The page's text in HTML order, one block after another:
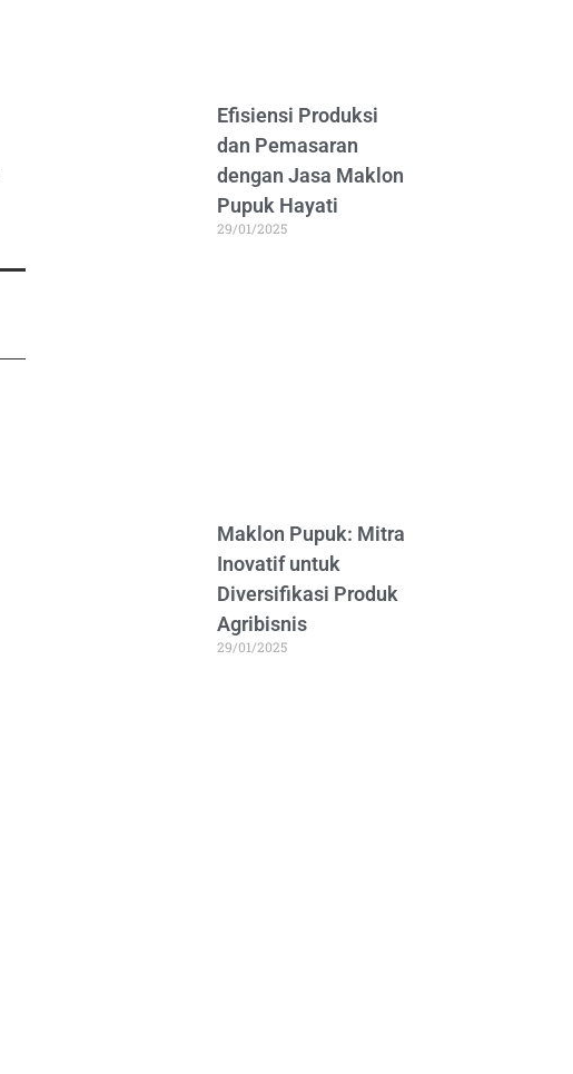
Efisiensi Produksi
dan Pemasaran
dengan Jasa Maklon
Pupuk Hayati
29/01/2025
Maklon Pupuk: Mitra
Inovatif untuk
Diversifikasi Produk
Agribisnis
29/01/2025